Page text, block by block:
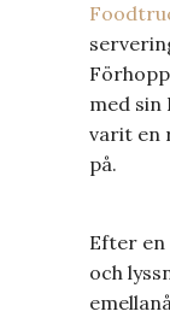
med sin
varit en
på.
Efter en
och